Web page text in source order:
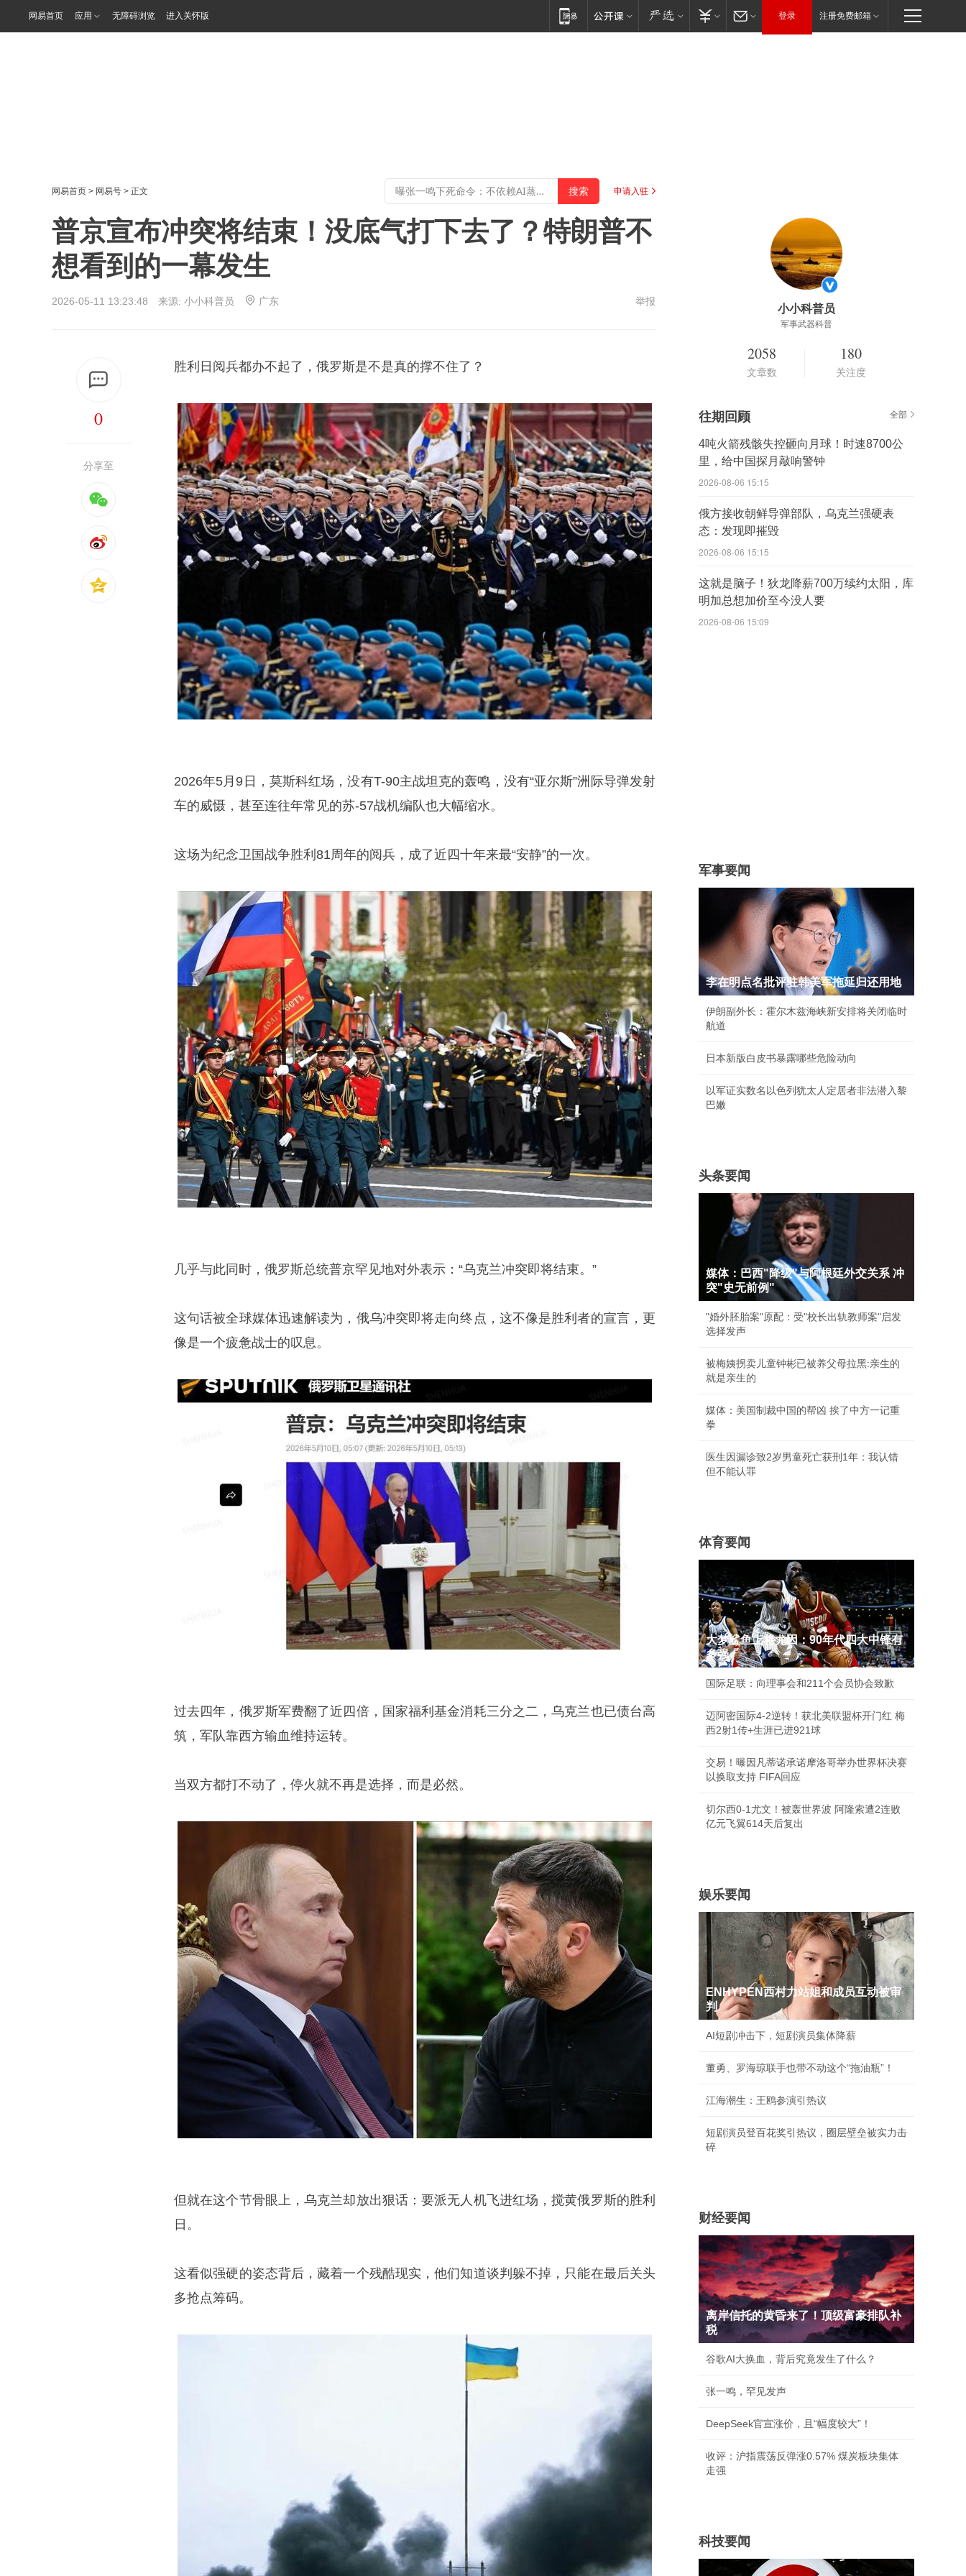
网易首页 应用 无障碍浏览 进入关怀版 登录 注册免费邮箱
网易首页 > 网易号 > 正文 申请入驻
普京宣布冲突将结束！没底气打下去了？特朗普不
想看到的一幕发生
2026-05-11 13:23:48 来源: 小小科普员 广东 举报
0
分享至
胜利日阅兵都办不起了，俄罗斯是不是真的撑不住了？
2026年5月9日，莫斯科红场，没有T-90主战坦克的轰鸣，没有“亚尔斯”洲际导弹发射
车的威慑，甚至连往年常见的苏-57战机编队也大幅缩水。
这场为纪念卫国战争胜利81周年的阅兵，成了近四十年来最“安静”的一次。
几乎与此同时，俄罗斯总统普京罕见地对外表示：“乌克兰冲突即将结束。”
这句话被全球媒体迅速解读为，俄乌冲突即将走向终点，这不像是胜利者的宣言，更
像是一个疲惫战士的叹息。
过去四年，俄罗斯军费翻了近四倍，国家福利基金消耗三分之二，乌克兰也已债台高
筑，军队靠西方输血维持运转。
当双方都打不动了，停火就不再是选择，而是必然。
但就在这个节骨眼上，乌克兰却放出狠话：要派无人机飞进红场，搅黄俄罗斯的胜利
日。
这看似强硬的姿态背后，藏着一个残酷现实，他们知道谈判躲不掉，只能在最后关头
多抢点筹码。
小小科普员
军事武器科普
2058
文章数
180
关注度
往期回顾 全部
4吨火箭残骸失控砸向月球！时速8700公
里，给中国探月敲响警钟
2026-08-06 15:15
俄方接收朝鲜导弹部队，乌克兰强硬表
态：发现即摧毁
2026-08-06 15:15
这就是脑子！狄龙降薪700万续约太阳，库
明加总想加价至今没人要
2026-08-06 15:09
军事要闻
李在明点名批评驻韩美军拖延归还用地
伊朗副外长：霍尔木兹海峡新安排将关闭临时
航道
日本新版白皮书暴露哪些危险动向
以军证实数名以色列犹太人定居者非法潜入黎
巴嫩
头条要闻
媒体：巴西"降级"与阿根廷外交关系 冲
突"史无前例"
"婚外胚胎案"原配：受"校长出轨教师案"启发
选择发声
被梅姨拐卖儿童钟彬已被养父母拉黑:亲生的
就是亲生的
媒体：美国制裁中国的帮凶 挨了中方一记重
拳
医生因漏诊致2岁男童死亡获刑1年：我认错
但不能认罪
体育要闻
大梦鲨鱼上将尤因：90年代四大中锋有
多强
国际足联：向理事会和211个会员协会致歉
迈阿密国际4-2逆转！获北美联盟杯开门红 梅
西2射1传+生涯已进921球
交易！曝因凡蒂诺承诺摩洛哥举办世界杯决赛
以换取支持 FIFA回应
切尔西0-1尤文！被轰世界波 阿隆索遭2连败
亿元飞翼614天后复出
娱乐要闻
ENHYPEN西村力站姐和成员互动被审
判
AI短剧冲击下，短剧演员集体降薪
董勇、罗海琼联手也带不动这个“拖油瓶”！
江海潮生：王鸥参演引热议
短剧演员登百花奖引热议，圈层壁垒被实力击
碎
财经要闻
离岸信托的黄昏来了！顶级富豪排队补
税
谷歌AI大换血，背后究竟发生了什么？
张一鸣，罕见发声
DeepSeek官宣涨价，且“幅度较大”！
收评：沪指震荡反弹涨0.57% 煤炭板块集体
走强
科技要闻